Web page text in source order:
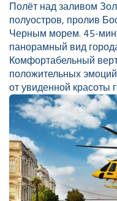
Полёт над заливом
полуостров, пролив
Черным морем. 45-
панорамный вид
Комфортабельный
положительных
от увиденной красоты